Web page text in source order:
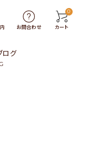
お問合わせ
0
カート
ログ